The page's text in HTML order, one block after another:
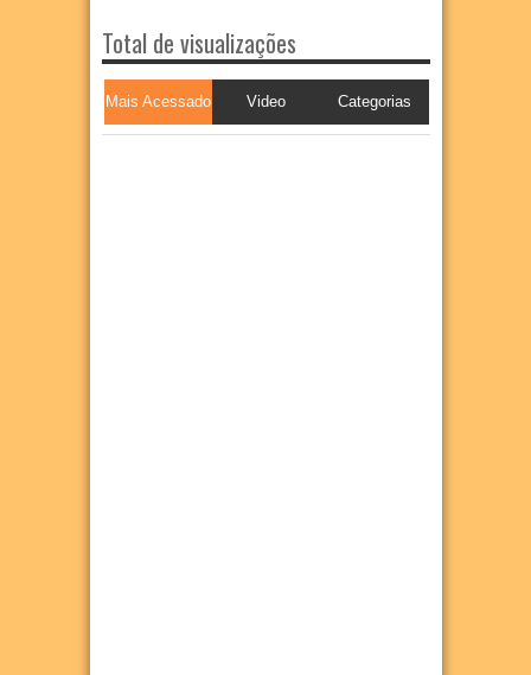
Total de visualizações
Mais Acessado Video Categorias